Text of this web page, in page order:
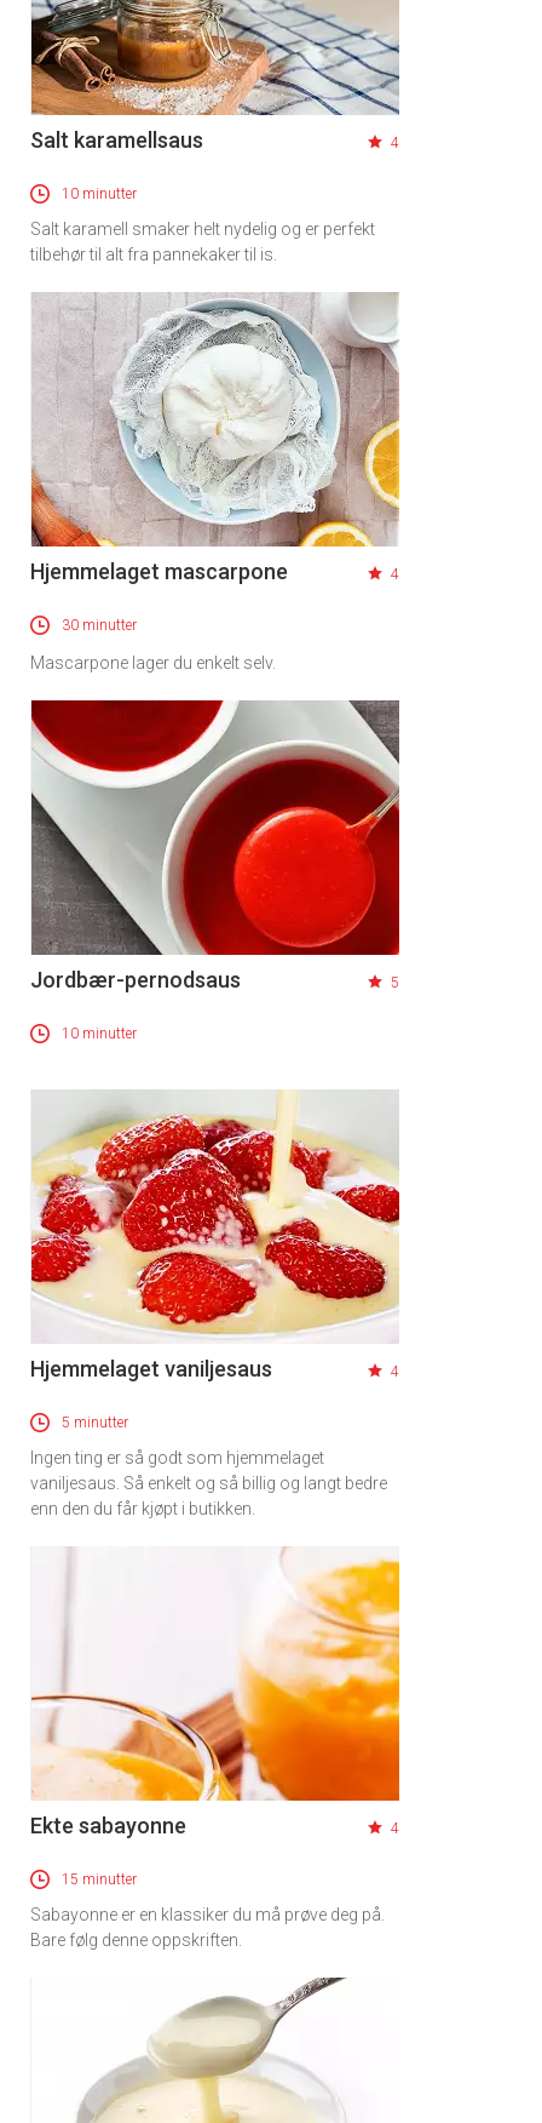
Salt karamellsaus 4
10 minutter
Salt karamell smaker helt nydelig og er perfekt
tilbehør til alt fra pannekaker til is.
Hjemmelaget mascarpone 4
30 minutter
Mascarpone lager du enkelt selv.
Jordbær-pernodsaus 5
10 minutter
Hjemmelaget vaniljesaus 4
5 minutter
Ingen ting er så godt som hjemmelaget
vaniljesaus. Så enkelt og så billig og langt bedre
enn den du får kjøpt i butikken.
Ekte sabayonne 4
15 minutter
Sabayonne er en klassiker du må prøve deg på.
Bare følg denne oppskriften.